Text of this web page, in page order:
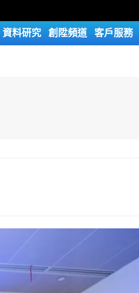
資料研究 創陞頻道 客戶服務